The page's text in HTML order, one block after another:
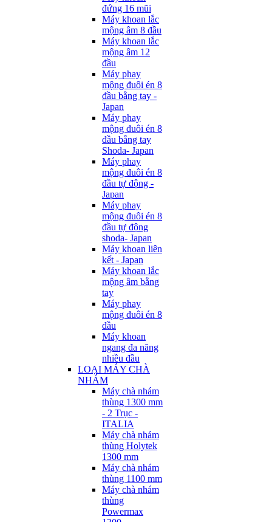
đứng 16 mũi
Máy khoan lắc
mộng âm 8 đầu
Máy khoan lắc
mộng âm 12
đầu
Máy phay
mộng đuôi én 8
đầu bằng tay -
Japan
Máy phay
mộng đuôi én 8
đầu bằng tay
Shoda- Japan
Máy phay
mộng đuôi én 8
đầu tự động -
Japan
Máy phay
mộng đuôi én 8
đầu tự động
shoda- Japan
Máy khoan liên
kết - Japan
Máy khoan lắc
mộng âm bằng
tay
Máy phay
mộng đuôi én 8
đầu
Máy khoan
ngang đa năng
nhiều đầu
LOẠI MÁY CHÀ
NHÁM
Máy chà nhám
thùng 1300 mm
- 2 Trục -
ITALIA
Máy chà nhám
thùng Holytek
1300 mm
Máy chà nhám
thùng 1100 mm
Máy chà nhám
thùng
Powermax